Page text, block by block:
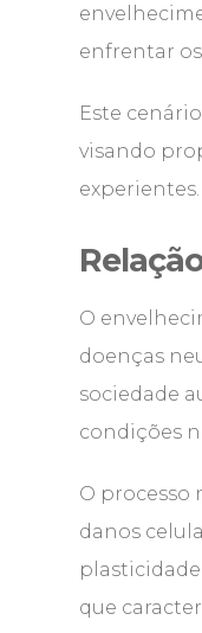
enfrentar
Este
visando
O
doenças
sociedade
condições
O processo
danos
que